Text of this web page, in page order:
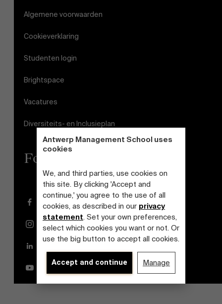
Antwerp Management School uses
cookies
We, and third parties, use cookies on
this site. By clicking 'Accept and
continue,' you agree to the use of all
cookies, as described in our privacy
statement. Set your own preferences,
select which cookies you want or not. Or
use the big button to accept all cookies.
Accept and continue Manage
Algemene voorwaarden
Cookieverklaring
Studenten login
Brightspace
Vacatures
Diversiteits- en Inclusieplan
Follow us
Facebook
Instagram
YouTube